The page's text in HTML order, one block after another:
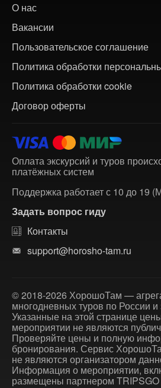
О нас
Вакансии
Пользовательское соглашение
Политика обработки
Политика обработки cookie
Договор оферты
Оплата экскурсий и туров
платёжных систем
Поддержка работает с 10 до 19
Задать вопрос гиду
Контакты
support@horosho-tam.ru
© 2018-2026 ХорошоТам —
многодневных туров по России
Указанные на этой странице
мероприятии не являются
Проверяйте цены и полную
бронирования. Сервис
не являются организатором
Информация о мероприятии,
размещены партнером TRIPSGO